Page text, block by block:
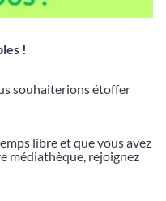
!
souhaiterions étoffer
libre et que vous avez
médiathèque, rejoignez